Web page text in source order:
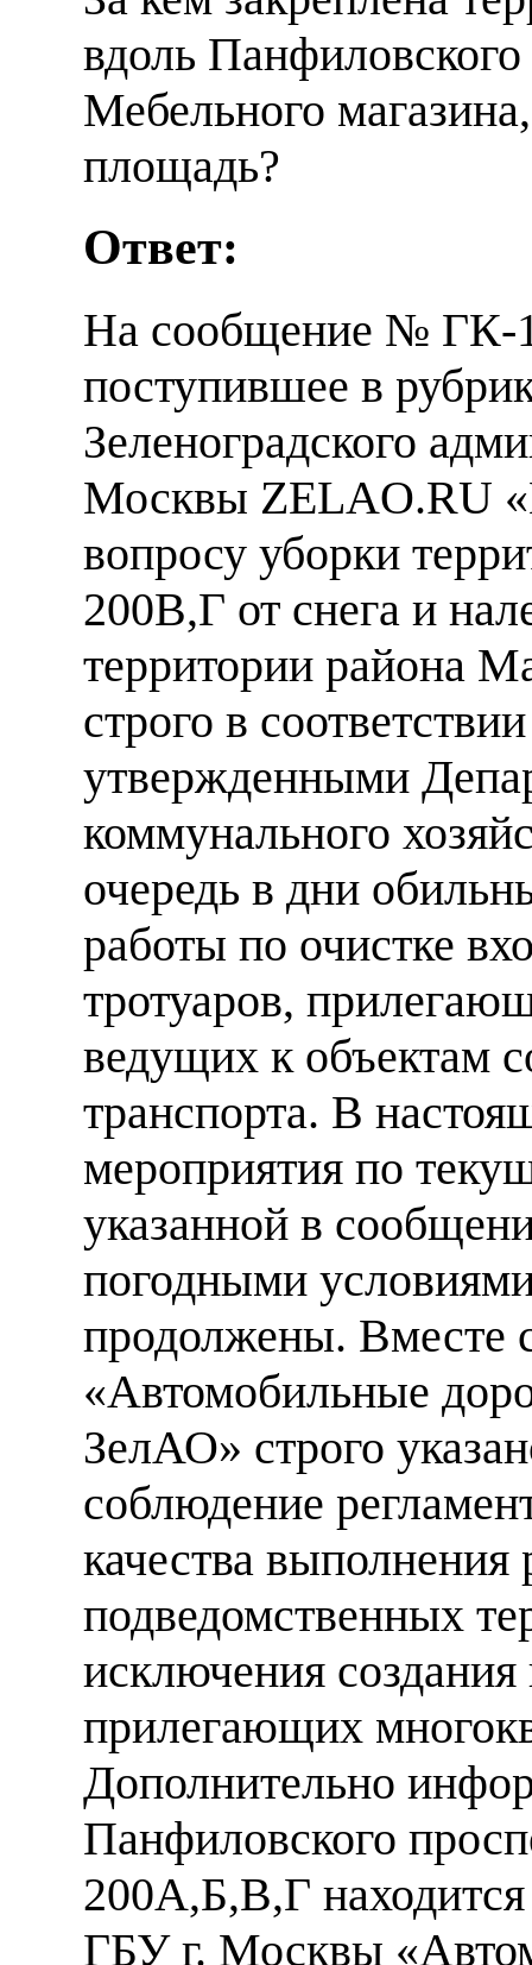
вдоль
Мебельного
площадь?
Ответ:
На сообщение № ГК-
поступившее в
Зеленоградского
Москвы ZELAO.RU
вопросу уборки
200В,Г от снега и
территории района
строго в
утвержденными
коммунального
очередь в дни
работы по очистке
тротуаров,
ведущих к объектам
транспорта. В
мероприятия по
указанной в
погодными
продолжены. Вместе
«Автомобильные
ЗелАО» строго
соблюдение
качества выполнения
подведомственных
исключения
прилегающих
Дополнительно
Панфиловского
200А,Б,В,Г
ГБУ г. Москвы